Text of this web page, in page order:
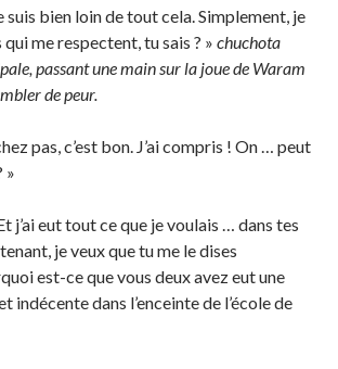
suis bien loin de tout cela. Simplement, je
me respectent, tu sais ? » chuchota
passant une main sur la joue de Waram
de peur.
pas, c’est bon. J’ai compris ! On … peut
»
j’ai eut tout ce que je voulais … dans tes
je veux que tu me le dises
est-ce que vous deux avez eut une
indécente dans l’enceinte de l’école de